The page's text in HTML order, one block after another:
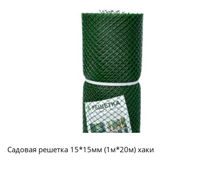
Садовая решетка 15*15мм (1м*20м) хаки